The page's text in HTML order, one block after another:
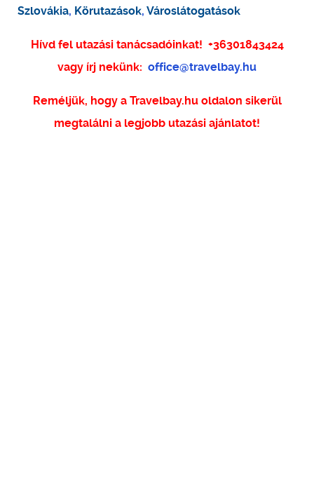
Szlovákia, Körutazások, Városlátogatások
Hívd fel utazási tanácsadóinkat! +36301843424
vagy írj nekünk: office@travelbay.hu
Reméljük, hogy a Travelbay.hu oldalon sikerül
megtalálni a legjobb utazási ajánlatot!